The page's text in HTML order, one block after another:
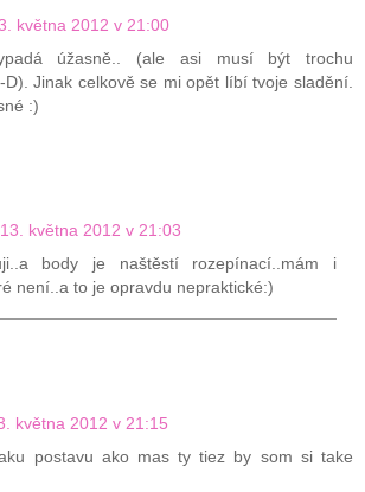
května 2012 v 21:00
úžasně.. (ale asi musí být trochu
D). Jinak celkově se mi opět líbí tvoje sladění.
:)
13. května 2012 v 21:03
body je naštěstí rozepínací..mám i
není..a to je opravdu nepraktické:)
května 2012 v 21:15
postavu ako mas ty tiez by som si take